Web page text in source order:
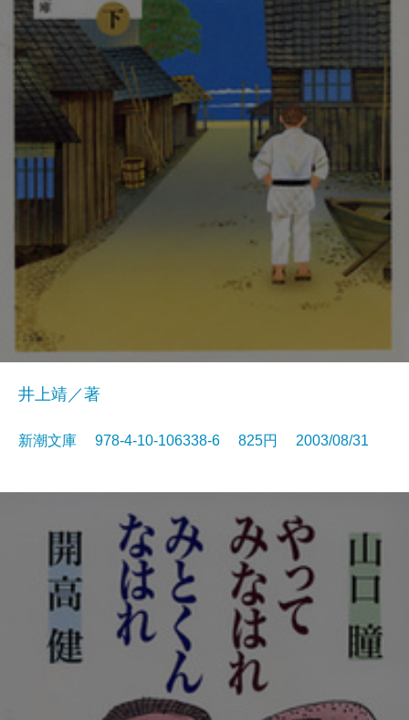
井上靖／著
新潮文庫 978-4-10-106338-6 825円 2003/08/31